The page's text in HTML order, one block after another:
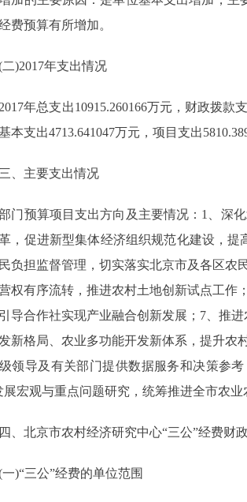
ITALIANO
费预算有所增加。
年支出情况
年总支出10915.260166万元，财政拨款支
本支出4713.641047万元，项目支出
主要支出情况
预算项目支出方向及主要情况：1、深化
，促进新型集体经济组织规范化建设，
负担监督管理，切实落实北京市及各区农
权有序流转，推进农村土地创新试点工作
导合作社实现产业融合创新发展；7、推
新格局、农业多功能开发新体系，提升农
领导及有关部门提供数据服务和决策参
展宏观与重点问题研究，统筹推进全市农
北京市农村经济研究中心“三公”经费财
三公”经费的单位范围